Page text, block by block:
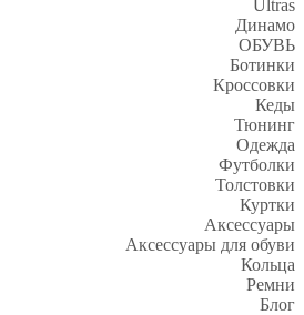
Ultras
Динамо
ОБУВЬ
Ботинки
Кроссовки
Кеды
Тюнинг
Одежда
Футболки
Толстовки
Куртки
Аксессуары
Аксессуары для обуви
Кольца
Ремни
Блог